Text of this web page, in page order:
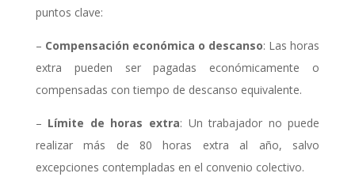
puntos clave:
– Compensación económica o descanso: Las horas
extra pueden ser pagadas económicamente o
compensadas con tiempo de descanso equivalente.
– Límite de horas extra: Un trabajador no puede
realizar más de 80 horas extra al año, salvo
excepciones contempladas en el convenio colectivo.